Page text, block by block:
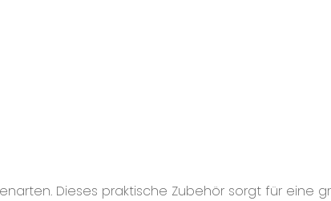
Dieses praktische Zubehör sorgt für eine